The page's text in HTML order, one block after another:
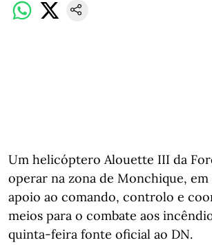
Um helicóptero Alouette III da
operar na zona de Monchique, em
apoio ao comando, controlo e
meios para o combate aos
quinta-feira fonte oficial ao DN.